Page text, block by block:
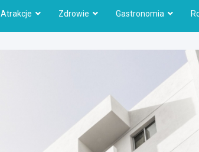
Atrakcje Zdrowie Gastronomia